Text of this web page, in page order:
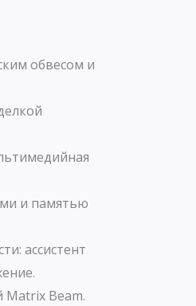
обвесом и
и памятью
ассистент
Matrix Beam.